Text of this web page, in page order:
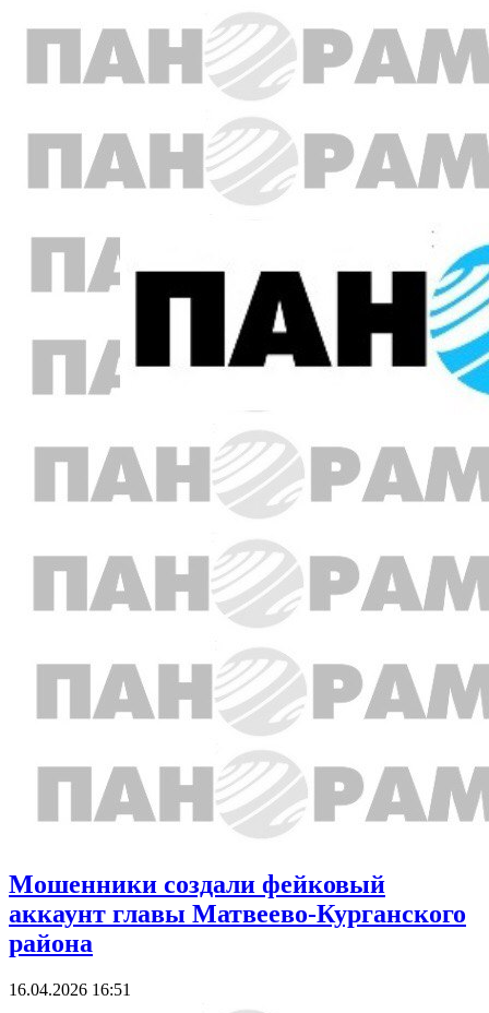
Мошенники создали фейковый
аккаунт главы Матвеево-Курганского
района
16.04.2026 16:51